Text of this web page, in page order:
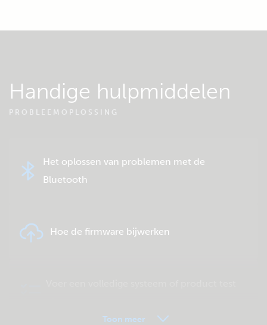
Handige hulpmiddelen
PROBLEEMOPLOSSING
Het oplossen van problemen met de
Bluetooth
Hoe de firmware bijwerken
Toon meer